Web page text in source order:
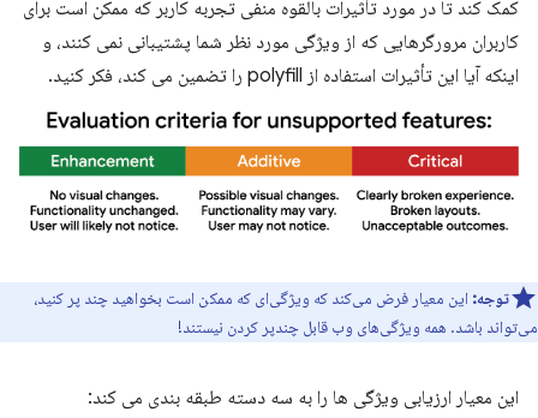
کمک کند تا در مورد تأثیرات بالقوه منفی تجربه کاربر که ممکن است برای
کاربران مرورگرهایی که از ویژگی مورد نظر شما پشتیبانی نمی کنند، و
اینکه آیا این تأثیرات استفاده از polyfill را تضمین می کند، فکر کنید.
توجه: این معیار فرض می‌کند که ویژگی‌ای که ممکن است بخواهید چند پر کنید،
می‌تواند باشد. همه ویژگی‌های وب قابل چندپر کردن نیستند!
این معیار ارزیابی ویژگی ها را به سه دسته طبقه بندی می کند: